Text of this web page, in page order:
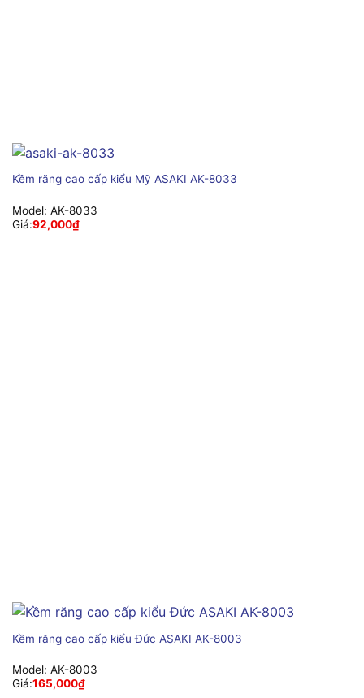
Kềm răng cao cấp kiểu Mỹ ASAKI AK-8033
Model: AK-8033
Giá:92,000₫
Kềm răng cao cấp kiểu Đức ASAKI AK-8003
Model: AK-8003
Giá:165,000₫